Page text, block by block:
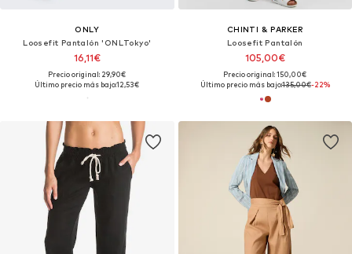
ONLY
Loosefit Pantalón 'ONLTokyo'
16,11€
Precio original: 29,90€
Último precio más bajo:12,53€
CHINTI & PARKER
Loosefit Pantalón
105,00€
Precio original: 150,00€
Último precio más bajo:135,00€-22%